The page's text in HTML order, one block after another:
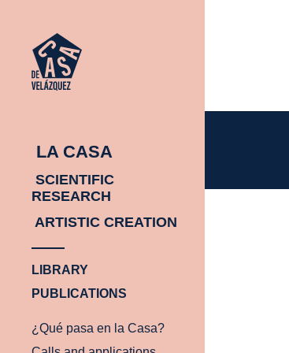
LA CASA
SCIENTIFIC
RESEARCH
ARTISTIC CREATION
LIBRARY
PUBLICATIONS
¿Qué pasa en la Casa?